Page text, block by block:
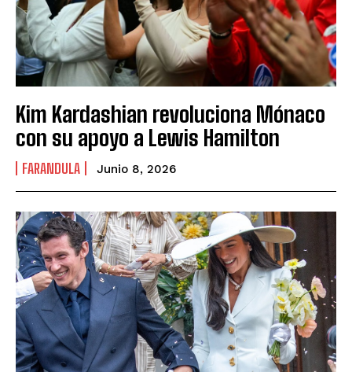
Kim Kardashian revoluciona Mónaco
con su apoyo a Lewis Hamilton
FARANDULA Junio 8, 2026